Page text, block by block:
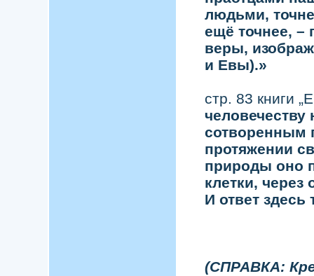
людьми,
ещё точнее, –
веры,
и Евы).»
стр. 83 книги
сотворенным
протяжении
природы оно
клетки, через
И ответ здесь
(СПРАВКА: